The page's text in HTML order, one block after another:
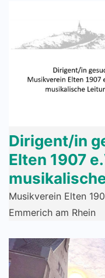
Dirigent/in
Elten 1907
Musikverein Elten
Emmerich am Rhein